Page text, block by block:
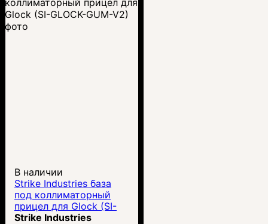
В наличии
Strike Industries база
под коллиматорный
прицел для Glock (SI-
GLOCK-GUM-V2)
Strike Industries